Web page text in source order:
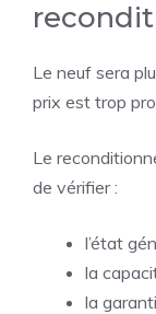
Le neuf sera
prix est trop
Le
de vérifier :
l’état
la
la